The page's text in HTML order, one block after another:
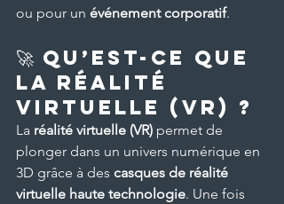
ou pour un événement corporatif.
🚀 Qu’est-ce que
la réalité
virtuelle (VR) ?
La réalité virtuelle (VR) permet de
plonger dans un univers numérique en
3D grâce à des casques de réalité
virtuelle haute technologie. Une fois